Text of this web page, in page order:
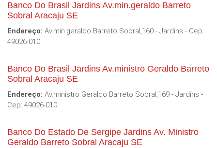
Banco Do Brasil Jardins Av.min.geraldo Barreto
Sobral Aracaju SE
Endereço: Av.min.geraldo Barreto Sobral,160 - Jardins - Cep:
49026-010
Banco Do Brasil Jardins Av.ministro Geraldo Barreto
Sobral Aracaju SE
Endereço: Av.ministro Geraldo Barreto Sobral,169 - Jardins -
Cep: 49026-010
Banco Do Estado De Sergipe Jardins Av. Ministro
Geraldo Barreto Sobral Aracaju SE